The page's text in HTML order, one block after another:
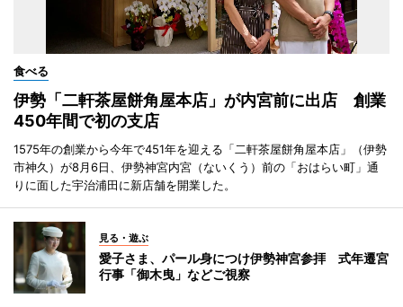
食べる
伊勢「二軒茶屋餅角屋本店」が内宮前に出店 創業
450年間で初の支店
1575年の創業から今年で451年を迎える「二軒茶屋餅角屋本店」（伊勢
市神久）が8月6日、伊勢神宮内宮（ないくう）前の「おはらい町」通
りに面した宇治浦田に新店舗を開業した。
見る・遊ぶ
愛子さま、パール身につけ伊勢神宮参拝 式年遷宮
行事「御木曳」などご視察